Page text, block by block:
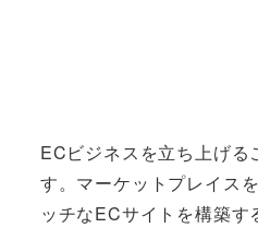
ECビジネスを立ち上げる
す。マーケットプレイス
ッチなECサイトを構築す